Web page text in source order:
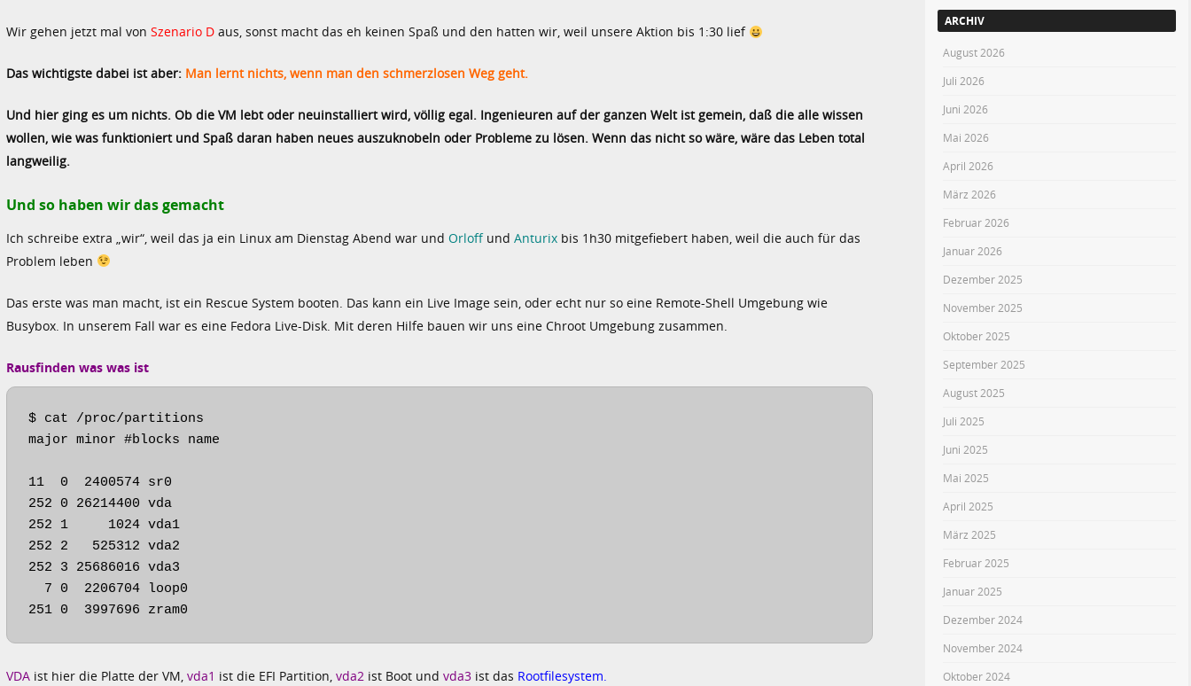
Wir gehen jetzt mal von Szenario D aus, sonst macht das eh keinen Spaß und den hatten wir, weil unsere Aktion bis 1:30 lief
Das wichtigste dabei ist aber: Man lernt nichts, wenn man den schmerzlosen Weg geht.
Und hier ging es um nichts. Ob die VM lebt oder neuinstalliert wird, völlig egal. Ingenieuren auf der ganzen Welt ist gemein, daß die alle wissen
wollen, wie was funktioniert und Spaß daran haben neues auszuknobeln oder Probleme zu lösen. Wenn das nicht so wäre, wäre das Leben total
langweilig.
Und so haben wir das gemacht
Ich schreibe extra „wir“, weil das ja ein Linux am Dienstag Abend war und Orloffund Anturix bis 1h30 mitgefiebert haben, weil die auch für das
Problem leben
Das erste was man macht, ist ein Rescue System booten. Das kann ein Live Image sein, oder echt nur so eine Remote-Shell Umgebung wie
Busybox. In unserem Fall war es eine Fedora Live-Disk. Mit deren Hilfe bauen wir uns eine Chroot Umgebung zusammen.
Rausfinden was was ist
$ cat /proc/partitions
major minor #blocks name
11  0  2400574 sr0
252 0 26214400 vda
252 1     1024 vda1
252 2   525312 vda2
252 3 25686016 vda3
  7 0  2206704 loop0
251 0  3997696 zram0
VDA ist hier die Platte der VM, vda1 ist die EFI Partition, vda2 ist Boot und vda3 ist das Rootfilesystem.
ARCHIV
August 2026
Juli 2026
Juni 2026
Mai 2026
April 2026
März 2026
Februar 2026
Januar 2026
Dezember 2025
November 2025
Oktober 2025
September 2025
August 2025
Juli 2025
Juni 2025
Mai 2025
April 2025
März 2025
Februar 2025
Januar 2025
Dezember 2024
November 2024
Oktober 2024